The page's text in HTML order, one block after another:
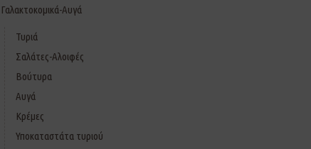
Γαλακτοκομικά-Αυγά
Τυριά
Σαλάτες-Αλοιφές
Βούτυρα
Αυγά
Κρέμες
Υποκαταστάτα τυριού